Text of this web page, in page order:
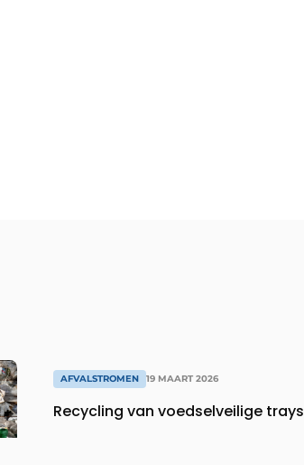
AFVALSTROMEN 19 MAART 2026
Recycling van voedselveilige trays